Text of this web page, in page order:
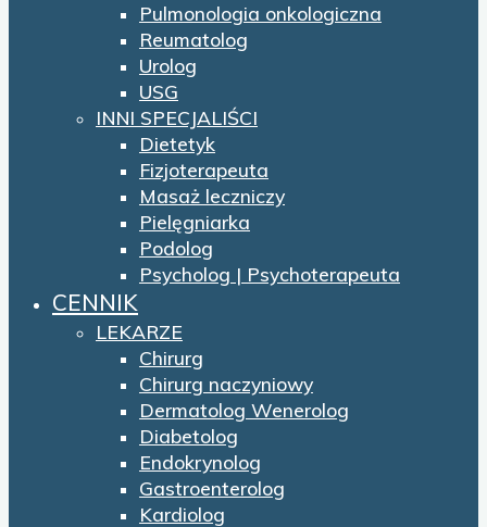
Pulmonologia onkologiczna
Reumatolog
Urolog
USG
INNI SPECJALIŚCI
Dietetyk
Fizjoterapeuta
Masaż leczniczy
Pielęgniarka
Podolog
Psycholog | Psychoterapeuta
CENNIK
LEKARZE
Chirurg
Chirurg naczyniowy
Dermatolog Wenerolog
Diabetolog
Endokrynolog
Gastroenterolog
Kardiolog